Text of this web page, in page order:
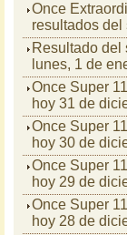
Once
resultados del
Resultado del
lunes, 1 de
Once Super
hoy 31 de
Once Super
hoy 30 de
Once Super
hoy 29 de
Once Super
hoy 28 de